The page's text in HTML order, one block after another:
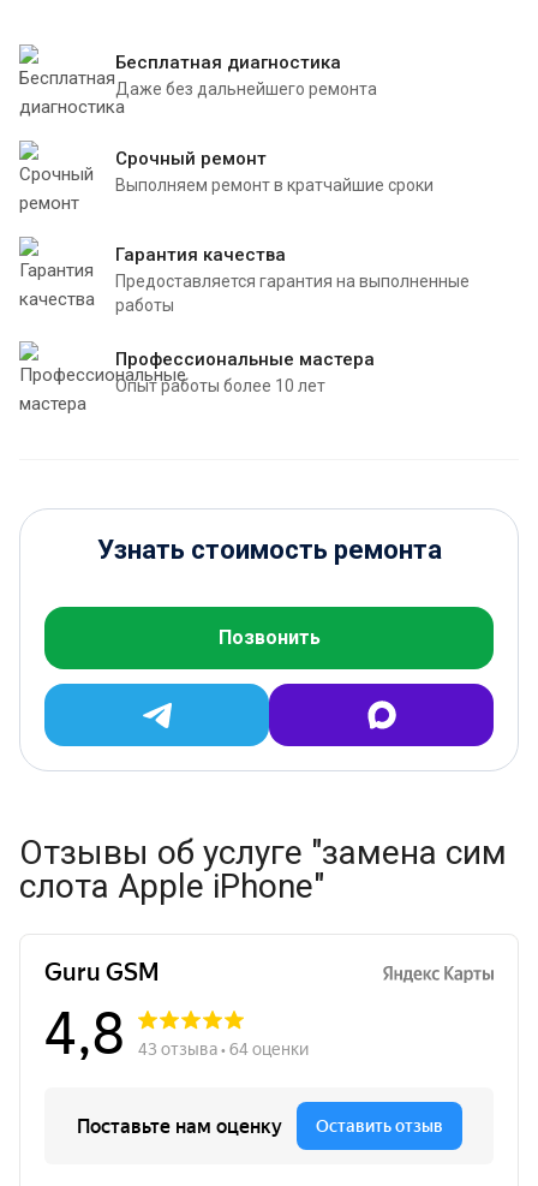
Бесплатная диагностика
Даже без дальнейшего ремонта
Срочный ремонт
Выполняем ремонт в кратчайшие сроки
Гарантия качества
Предоставляется гарантия на выполненные
работы
Профессиональные мастера
Опыт работы более 10 лет
Узнать стоимость ремонта
Позвонить
Отзывы об услуге "замена сим
слота Apple iPhone"